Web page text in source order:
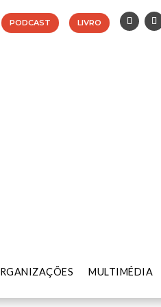
MULTIMÉDIA
PODCAST LIVRO
MULTIMÉDIA